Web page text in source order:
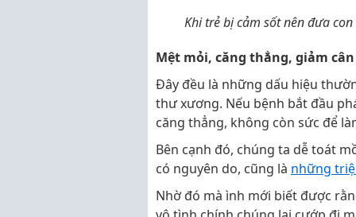
Khi trẻ bị cảm sốt nên đưa
Mệt mỏi, căng thẳng, giảm
Đây đều là những dấu hiệu
thư xương. Nếu bệnh bắt đầu
căng thẳng, không còn sức để
Bên cạnh đó, chúng ta dễ toát
có nguyên do, cũng là những
Nhờ đó mà ình mới biết được